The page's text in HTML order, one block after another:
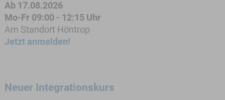
Ab 17.08.2026
Mo-Fr 09:00 - 12:15 Uhr
Am Standort Höntrop
Jetzt anmelden!
Neuer Integrationskurs